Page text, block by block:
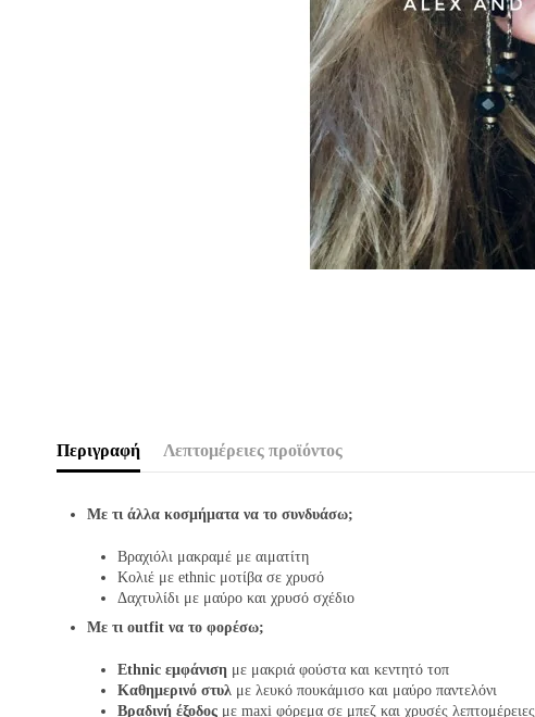
Περιγραφή Λεπτομέρειες προϊόντος
Με τι άλλα κοσμήματα να το συνδυάσω;
Βραχιόλι μακραμέ με αιματίτη
Κολιέ με ethnic μοτίβα σε χρυσό
Δαχτυλίδι με μαύρο και χρυσό σχέδιο
Με τι outfit να το φορέσω;
Ethnic εμφάνιση με μακριά φούστα και κεντητό τοπ
Καθημερινό στυλ με λευκό πουκάμισο και μαύρο παντελόνι
Βραδινή έξοδος με maxi φόρεμα σε μπεζ και χρυσές λεπτομέρειες